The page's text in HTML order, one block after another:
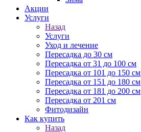
Акции
Услуги
Назад
Услуги
Уход и лечение
Пересадка до 30 см
Пересадка от 31 до 100 см
Пересадка от 101 до 150 см
Пересадка от 151 до 180 см
Пересадка от 181 до 200 см
Пересадка от 201 см
Фитодизайн
Как купить
Назад